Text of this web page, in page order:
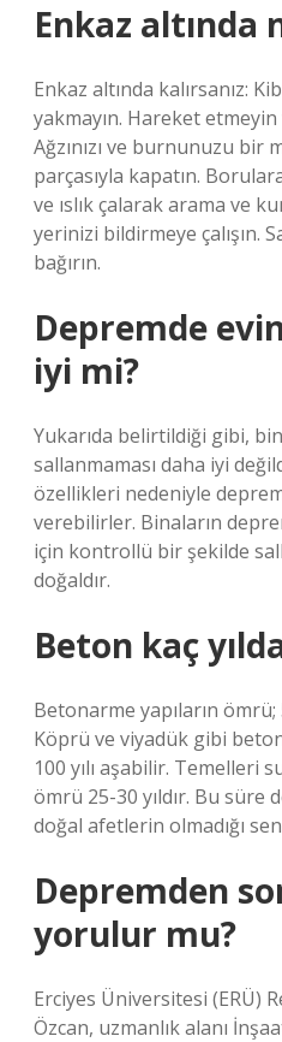
Enkaz altında
Enkaz altında kalırsanız:
yakmayın. Hareket etmeyin
Ağzınızı ve burnunuzu bir
parçasıyla kapatın.
ve ıslık çalarak arama ve
yerinizi bildirmeye çalışın.
bağırın.
Depremde
iyi mi?
Yukarıda belirtildiği gibi,
sallanmaması daha iyi
özellikleri nedeniyle
verebilirler. Binaların
için kontrollü bir şekilde
doğaldır.
Beton kaç
Betonarme yapıların ömrü;
Köprü ve viyadük gibi
100 yılı aşabilir. Temelleri
ömrü 25-30 yıldır. Bu süre
doğal afetlerin olmadığı
Depremden
yorulur mu?
Erciyes Üniversitesi (ERÜ)
Özcan, uzmanlık alanı